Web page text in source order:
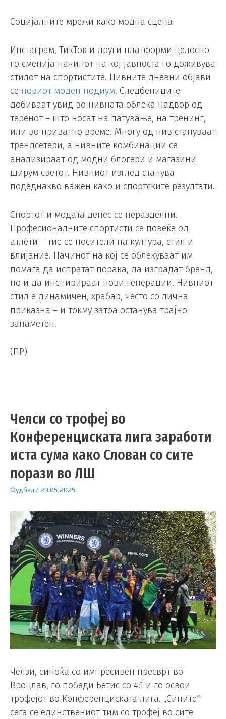
Социјалните мрежи како модна сцена
Инстаграм, ТикТок и други платформи целосно
го сменија начинот на кој јавноста го доживува
стилот на спортистите. Нивните дневни објави
се новиот моден подиум. Следбениците
добиваат увид во нивната облека надвор од
теренот – што носат на патување, на тренинг,
или во приватно време. Многу од нив стануваат
трендсетери, а нивните комбинации се
анализираат од модни блогери и магазини
ширум светот. Нивниот изглед станува
подеднакво важен како и спортските резултати.
Спортот и модата денес се неразделни.
Професионалните спортисти се повеќе од
атлети – тие се носители на култура, стил и
влијание. Начинот на кој се облекуваат им
помага да испратат порака, да изградат бренд,
но и да инспирираат нови генерации. Нивниот
стил е динамичен, храбар, често со лична
приказна – и токму затоа останува трајно
запаметен.
(ПР)
Челси со трофеј во
Конференциската лига заработи
иста сума како Слован со сите
порази во ЛШ
Фудбал /29.05.2025
Челзи, синоќа со импресивен пресврт во
Вроцлав, го победи Бетис со 4:1 и го освои
трофејот во Конференциската лига. „Сините“
сега се единствениот тим со трофеј во сите